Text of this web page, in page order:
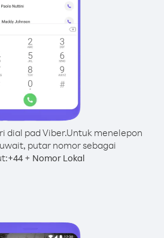
dial pad Viber.Untuk menelepon
putar nomor sebagai
+44 + Nomor Lokal